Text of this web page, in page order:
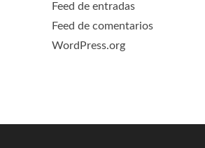
Feed de entradas
Feed de comentarios
WordPress.org